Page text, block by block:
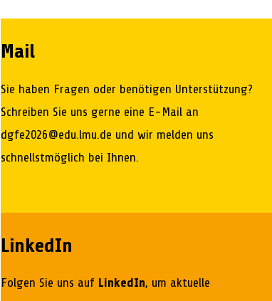
Mail
Sie haben Fragen oder benötigen Unterstützung?
Schreiben Sie uns gerne eine E-Mail an
dgfe2026@edu.lmu.de und wir melden uns
schnellstmöglich bei Ihnen.
LinkedIn
Folgen Sie uns auf LinkedIn, um aktuelle